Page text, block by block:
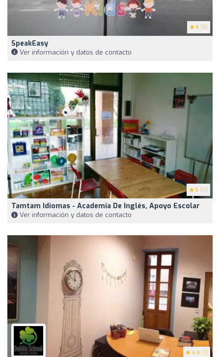
5 (8)
SpeakEasy
Ver información y datos de contacto
5 (11)
Tamtam Idiomas - Academia De Inglés, Apoyo Escolar
Ver información y datos de contacto
4.9 (7)